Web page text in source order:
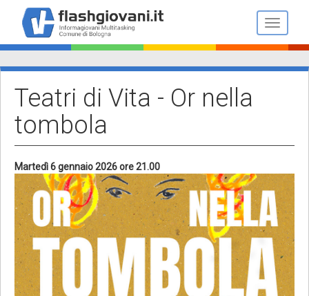
contenuto
principale
Toggle
Teatri di Vita - Or nella
tombola
Martedì 6 gennaio 2026 ore 21.00